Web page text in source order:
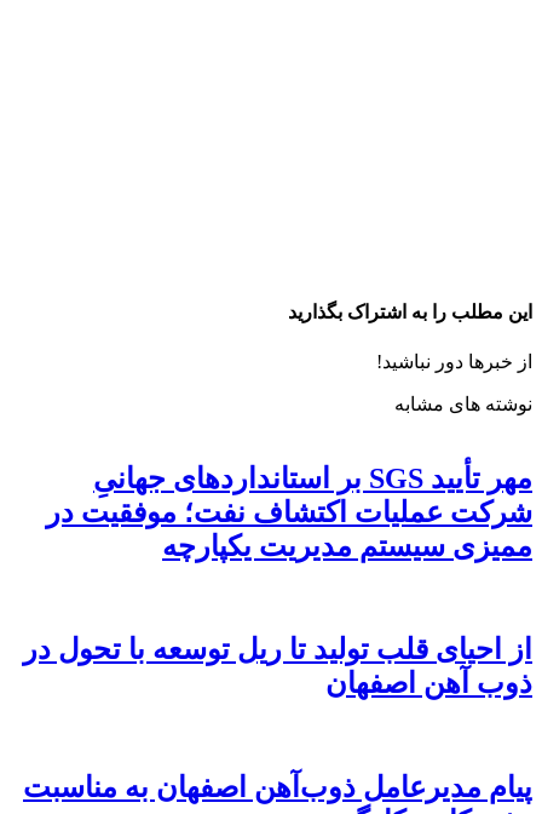
این مطلب را به اشتراک بگذارید
از خبرها دور نباشید!
نوشته های مشابه
مهر تأیید SGS بر استانداردهای جهانیِ
شرکت عملیات اکتشاف نفت؛ موفقیت در
ممیزی سیستم مدیریت یکپارچه
از احیای قلب تولید تا ریل توسعه با تحول در
ذوب آهن اصفهان
پیام مدیرعامل ذوب‌آهن اصفهان به مناسبت